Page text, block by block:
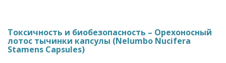
Токсичность и биобезопасность – Орехоносный
лотос тычинки капсулы (Nelumbo Nucifera
Stamens Capsules)